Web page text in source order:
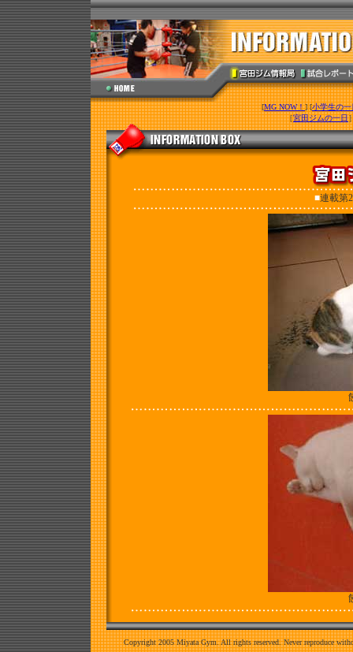
[MG NOW！] [小学生の一
［宮田ジムの一日
■連載第
Copyright 2005 Miyata Gym. All rights reserved. Never reproduce